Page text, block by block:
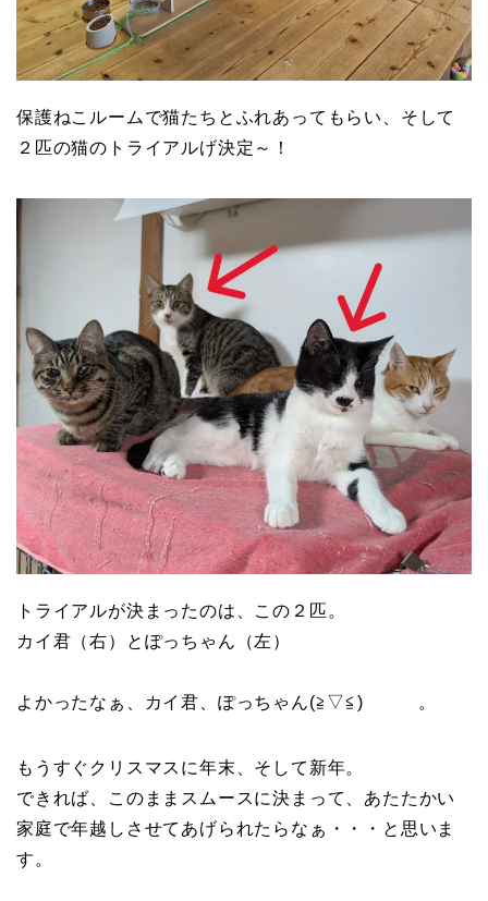
保護ねこルームで猫たちとふれあってもらい、そして
２匹の猫のトライアルげ決定～！
トライアルが決まったのは、この２匹。
カイ君（右）とぽっちゃん（左）
よかったなぁ、カイ君、ぽっちゃん(≧▽≦) 。
もうすぐクリスマスに年末、そして新年。
できれば、このままスムースに決まって、あたたかい
家庭で年越しさせてあげられたらなぁ・・・と思いま
す。